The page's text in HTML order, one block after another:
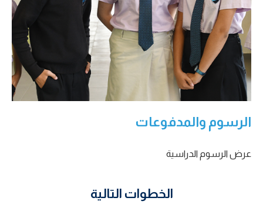
الرسوم والمدفوعات
عرض الرسوم الدراسية
الخطوات التالية